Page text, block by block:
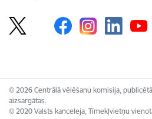
© 2026 Centrālā vēlēšanu komisija,
aizsargātas.
© 2020 Valsts kanceleja, Tīmekļvietņu